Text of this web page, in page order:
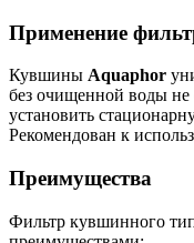
Применение
Кувшины Aquaphor
без очищенной воды не
установить
Рекомендован к
Преимущества
Фильтр кувшинного